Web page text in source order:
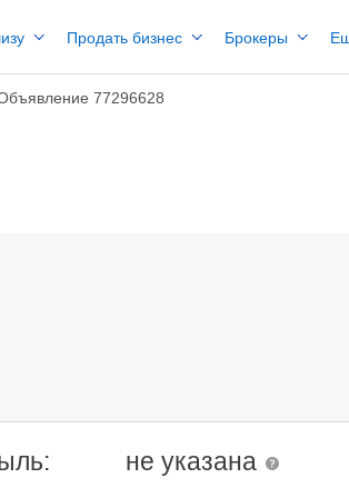
Продать бизнес Брокеры
77296628
не указана